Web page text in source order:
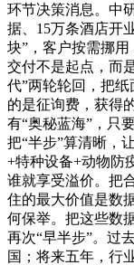
环节决策消息。中
据、15万条酒店开
块”，客户按需挪
交付不是起点，而
代”两轮轮回，把
的是征询费，获得
有“奥秘蓝海”，只
把“半步”算清晰，
+特种设备+动物防
谁就享受溢价。把
住的最大价值是数
何保举。把这些数
再次“早半步”。过
国；将来五年，行